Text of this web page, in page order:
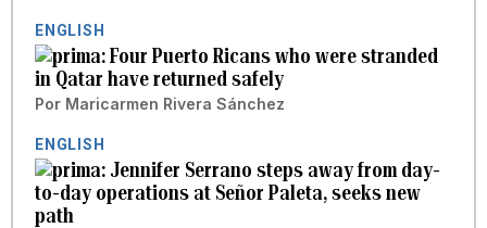
ENGLISH
Four Puerto Ricans who were stranded
in Qatar have returned safely
Por Maricarmen Rivera Sánchez
ENGLISH
Jennifer Serrano steps away from day-
to-day operations at Señor Paleta, seeks new
path